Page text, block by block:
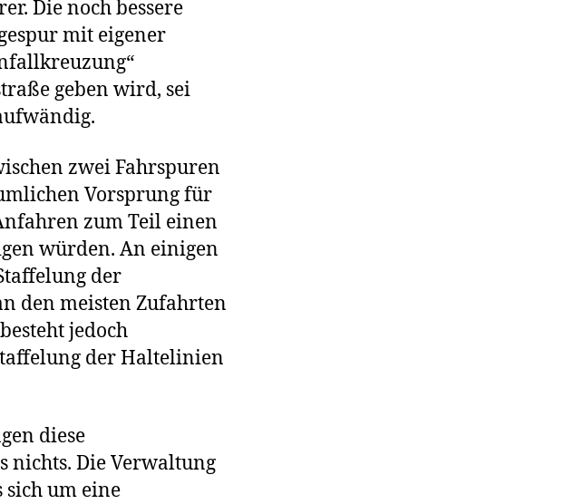
Die noch bessere
mit eigener
geben wird, sei
zwei Fahrspuren
Vorsprung für
zum Teil einen
würden. An einigen
der
den meisten Zufahrten
jedoch
der Haltelinien
diese
nichts. Die Verwaltung
sich um eine